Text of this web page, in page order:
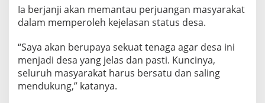
Ia berjanji akan memantau perjuangan masyarakat
dalam memperoleh kejelasan status desa.
“Saya akan berupaya sekuat tenaga agar desa ini
menjadi desa yang jelas dan pasti. Kuncinya,
seluruh masyarakat harus bersatu dan saling
mendukung,” katanya.